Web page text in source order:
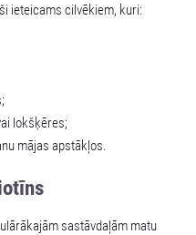
ieteicams cilvēkiem, kuri:
lokšķēres;
mājas apstākļos.
sastāvdaļām matu